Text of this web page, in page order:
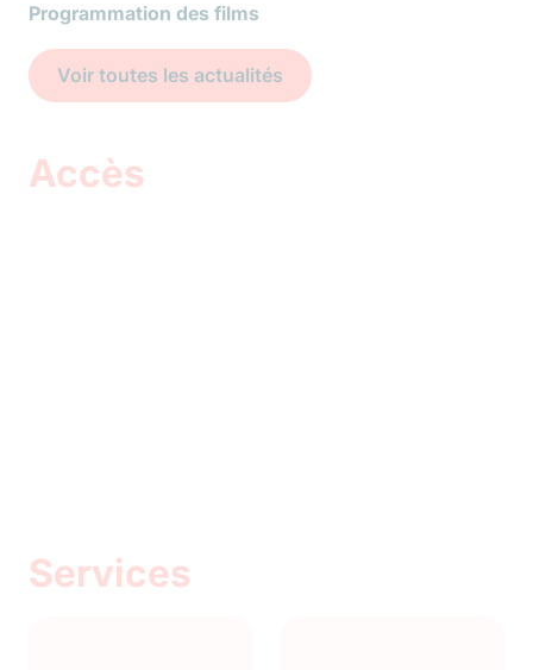
Programmation des films
Voir toutes les actualités
Accès
Services